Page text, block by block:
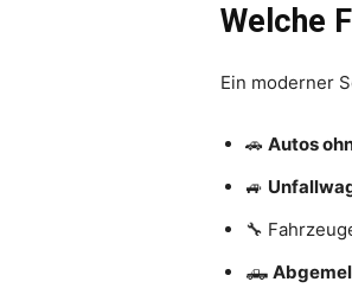
Welche
Ein moderner
🚗 Autos
🚙
🔧
🛻